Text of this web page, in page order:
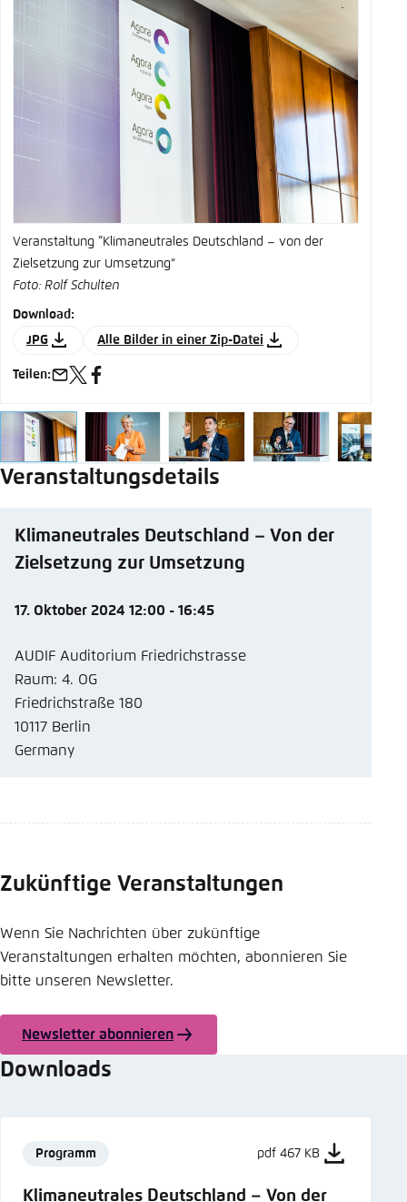
Veranstaltung “Klimaneutrales Deutschland – von der
Zielsetzung zur Umsetzung”
Foto: Rolf Schulten
Download:
JPG
Alle Bilder in einer Zip-Datei
Teilen:
e- x facebook
Veranstaltungsdetails
Klimaneutrales Deutschland – Von der
Zielsetzung zur Umsetzung
17. Oktober 2024 12:00 - 16:45
AUDIF Auditorium Friedrichstrasse
Raum: 4. OG
Friedrichstraße 180
10117 Berlin
Germany
Zukünftige Veranstaltungen
Wenn Sie Nachrichten über zukünftige
Veranstaltungen erhalten möchten, abonnieren Sie
bitte unseren Newsletter.
Newsletter abonnieren
Downloads
Programm pdf 467 KB
Klimaneutrales Deutschland – Von der